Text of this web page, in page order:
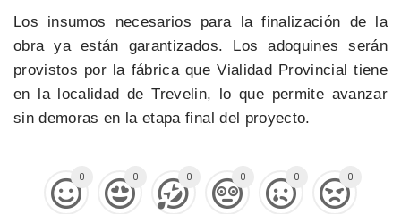
Los insumos necesarios para la finalización de la
obra ya están garantizados. Los adoquines serán
provistos por la fábrica que Vialidad Provincial tiene
en la localidad de Trevelin, lo que permite avanzar
sin demoras en la etapa final del proyecto.
0 0 0 0 0 0